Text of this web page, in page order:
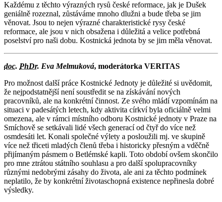
Každému z těchto výrazných rysů české reformace, jak je Dušek
geniálně rozeznal, zůstáváme mnoho dlužni a bude třeba se jim
věnovat. Jsou to nejen výrazné charakteristické rysy české
reformace, ale jsou v nich obsažena i důležitá a velice potřebná
poselství pro naši dobu. Kostnická jednota by se jim měla věnovat.
doc. PhDr. Eva Melmuková, moderátorka VERITAS
Pro možnost další práce Kostnické Jednoty je důležité si uvědomit,
že nejpodstatnější není soustředit se na získávání nových
pracovníků, ale na konkrétní činnost. Ze svého mládí vzpomínám na
situaci v padesátých letech, kdy aktivita církví byla oficiálně velmi
omezena, ale v rámci místního odboru Kostnické jednoty v Praze na
Smíchově se setkávali lidé všech generací od čtyř do více než
osmdesáti let. Konali společné výlety a posloužili mj. ve skupině
více než třiceti mladých členů třeba i historicky přesným a vděčně
přijímaným pásmem o Betlémské kapli. Toto období ovšem skončilo
pro mne ztrátou státního souhlasu a pro další spolupracovníky
různými nedobrými zásahy do života, ale ani za těchto podmínek
neplatilo, že by konkrétní životaschopná existence nepřinesla dobré
výsledky.